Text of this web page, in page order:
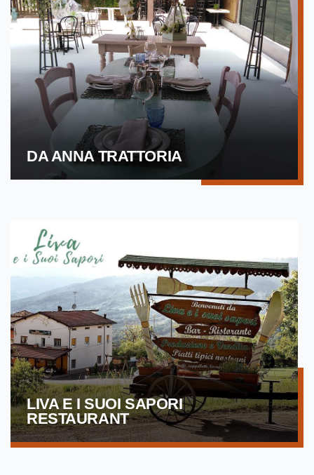
DA ANNA TRATTORIA
LIVA E I SUOI SAPORI
RESTAURANT